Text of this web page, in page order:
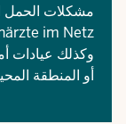
مشكلات الحمل
im Netz
وكذلك عيادات
أو المنطقة